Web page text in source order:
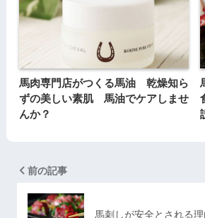
馬肉専門店がつくる馬油 乾燥知ら
ずの美しい素肌 馬油でケアしませ
んか？
前の記事
馬刺しが安全とされる